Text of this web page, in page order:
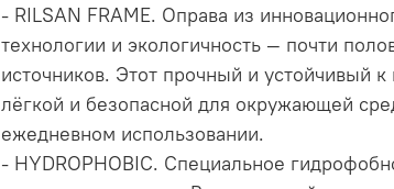
- RILSAN FRAME. Оправа из
технологии и экологичность — почти
источников. Этот прочный и устойчивый
лёгкой и безопасной для окружающей
ежедневном использовании.
- HYDROPHOBIC. Специальное